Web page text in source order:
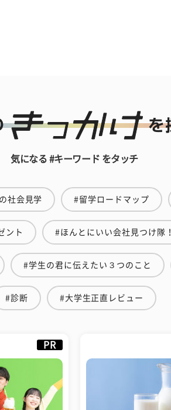
気になる #キーワード をタッチ
社会見学 #留学ロードマップ
ント #ほんとにいい会社見つけ隊！
#学生の君に伝えたい３つのこと
#診断 #大学生正直レビュー
PR